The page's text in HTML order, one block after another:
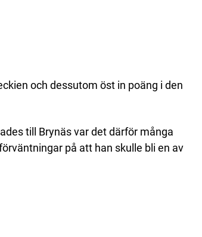
och dessutom öst in poäng i den
till Brynäs var det därför många
på att han skulle bli en av